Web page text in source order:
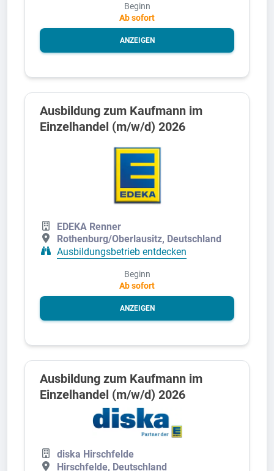
Beginn
Ab sofort
ANZEIGEN
Ausbildung zum Kaufmann im
Einzelhandel (m/w/d) 2026
EDEKA Renner
Rothenburg/Oberlausitz, Deutschland
Ausbildungsbetrieb entdecken
Beginn
Ab sofort
ANZEIGEN
Ausbildung zum Kaufmann im
Einzelhandel (m/w/d) 2026
diska Hirschfelde
Hirschfelde, Deutschland